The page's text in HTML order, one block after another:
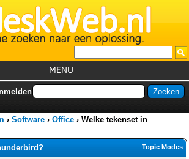
MENU
Helpdesks
› Software › Office › Welke tekenset in
Topic Modes